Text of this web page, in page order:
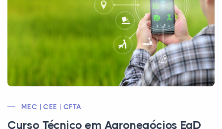
MEC | CEE | CFTA
Curso Técnico em Agronegócios EaD